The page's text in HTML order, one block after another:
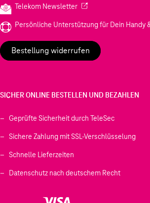
Telekom Newsletter(Wird in einem neuen
Persönliche Unterstützung für Dein Handy
Bestellung widerrufen
SICHER ONLINE BESTELLEN UND BEZAHLEN
Geprüfte Sicherheit durch TeleSec
Sichere Zahlung mit SSL-Verschlüsselung
Schnelle Lieferzeiten
Datenschutz nach deutschem Recht